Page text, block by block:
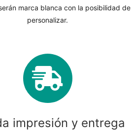
marca blanca con la posibilidad de
personalizar.
impresión y entrega